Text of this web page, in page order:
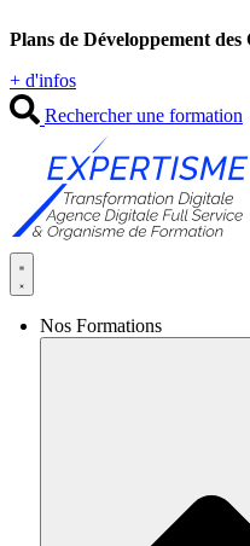
au
Plans de Développement
+ d'infos
Rechercher une formation
Nos Formations